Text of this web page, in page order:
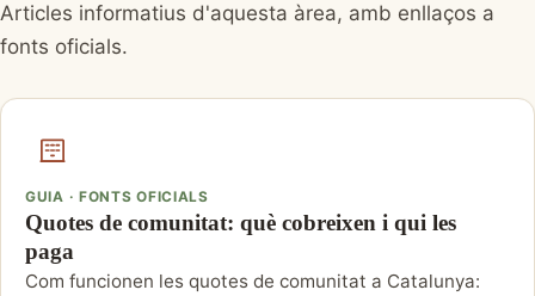
Articles informatius d'aquesta àrea, amb enllaços a
fonts oficials.
GUIA · FONTS OFICIALS
Quotes de comunitat: què cobreixen i qui les
paga
Com funcionen les quotes de comunitat a Catalunya: